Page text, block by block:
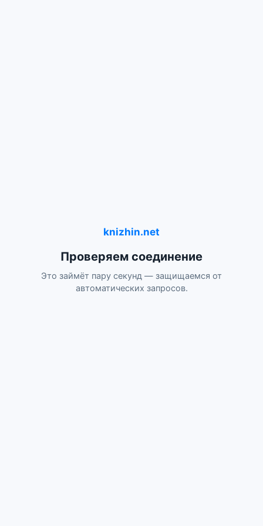
knizhin.net
Проверяем соединение
Это займёт пару секунд — защищаемся от
автоматических запросов.